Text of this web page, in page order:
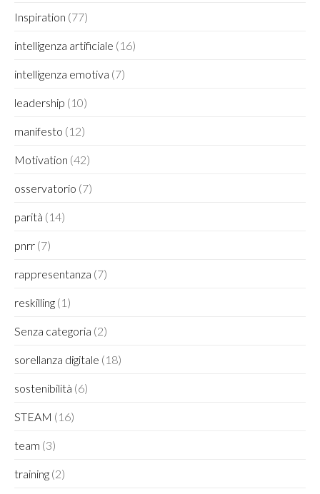
Inspiration (77)
intelligenza artificiale (16)
intelligenza emotiva (7)
leadership (10)
manifesto (12)
Motivation (42)
osservatorio (7)
parità (14)
pnrr (7)
rappresentanza (7)
reskilling (1)
Senza categoria (2)
sorellanza digitale (18)
sostenibilità (6)
STEAM (16)
team (3)
training (2)